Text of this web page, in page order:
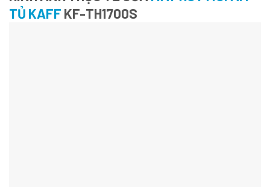
TỦ KAFF KF-TH1700S